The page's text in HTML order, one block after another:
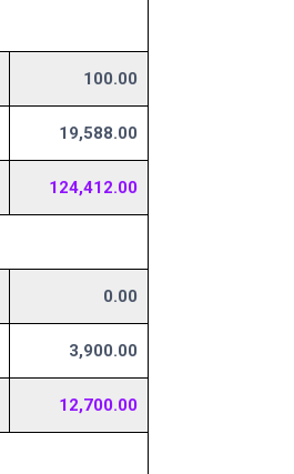
100.00
19,588.00
124,412.00
0.00
3,900.00
12,700.00